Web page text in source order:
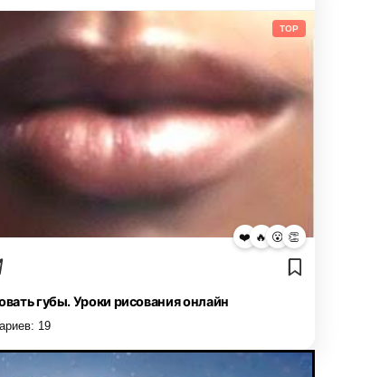
TOP
❤️ 🔥 😮 👏
губы. Уроки рисования онлайн
19